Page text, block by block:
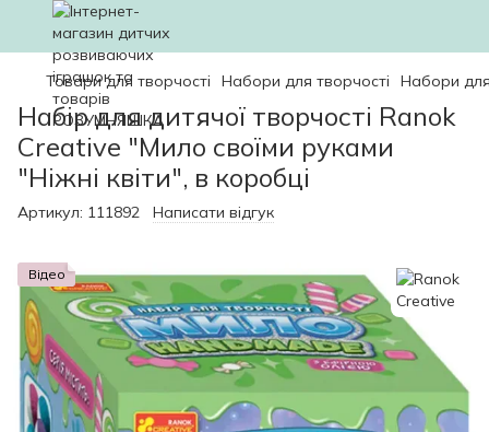
Товари для творчості Набори для творчості Набори
Набір для дитячої творчості Ranok
Creative "Мило своїми руками
"Ніжні квіти", в коробці
Артикул: 111892 Написати відгук
Відео